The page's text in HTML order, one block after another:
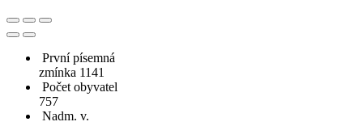
První písemná
zmínka 1141
Počet obyvatel
757
Nadm. v.